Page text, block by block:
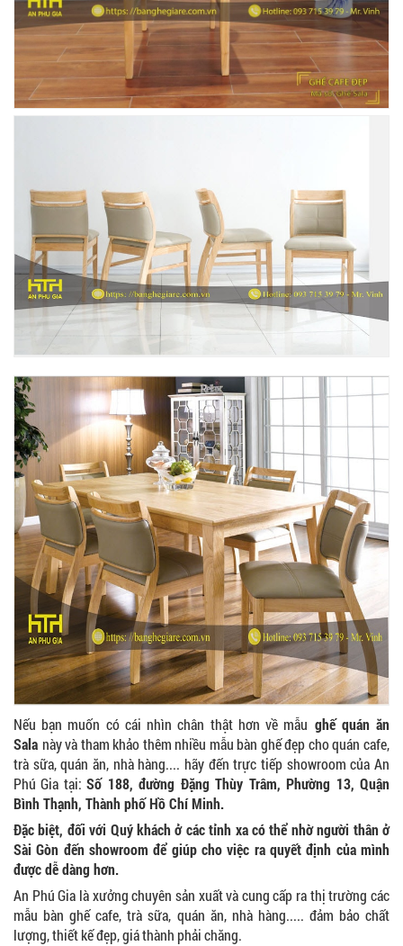
Nếu bạn muốn có cái nhìn chân thật hơn về mẫu ghế quán ăn
Sala này và tham khảo thêm nhiều mẫu bàn ghế đẹp cho quán cafe,
trà sữa, quán ăn, nhà hàng.... hãy đến trực tiếp showroom của An
Phú Gia tại:Số 188, đường Đặng Thùy Trâm, Phường 13, Quận
Bình Thạnh, Thành phố Hồ Chí Minh.
Đặc biệt, đối với Quý khách ở các tỉnh xa có thể nhờ người thân ở
Sài Gòn đến showroom để giúp cho việc ra quyết định của mình
được dễ dàng hơn.
An Phú Gia là xưởng chuyên sản xuất và cung cấp ra thị trường các
mẫu bàn ghế cafe, trà sữa, quán ăn, nhà hàng..... đảm bảo chất
lượng, thiết kế đẹp, giá thành phải chăng.